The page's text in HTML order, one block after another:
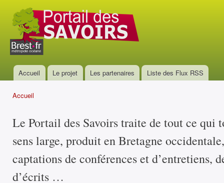
Portail
des
savoirs
Menu principal
Accueil Le projet Les partenaires Liste des Flux RSS
Accueil
Le Portail des Savoirs traite de tout ce qui
sens large, produit en Bretagne
captations de conférences et d’entretiens,
d’écrits …